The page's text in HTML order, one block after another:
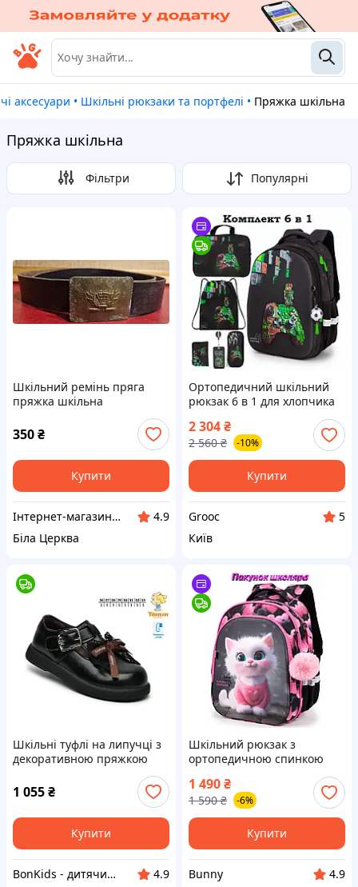
аксесуари • Шкільні рюкзаки та портфелі • Пряжка шкільна
Пряжка шкільна
Фільтри Популярні
Шкільний ремінь пряга
пряжка шкільна
350₴
Купити
Інтернет-магазин Сувенір
4.9
Біла Церква
Ортопедичний шкільний
рюкзак 6 в 1 для хлопчика
School Standard 38х30х18
см с Джостиком для
молодших класів (170-56)
2 304₴
2 560 ₴ -10%
Купити
Grooc
5
Київ
Шкільні туфлі на липучці з
декоративною пряжкою
1 055₴
Купити
BonKids - дитячий інтернет-магазин
4.9
Шкільний рюкзак з
ортопедичною спинкою
Standard 38х30х18 см з
Котиком в 1 клас (150-27)
1 490₴
1 590 ₴ -6%
Купити
Bunny
4.9